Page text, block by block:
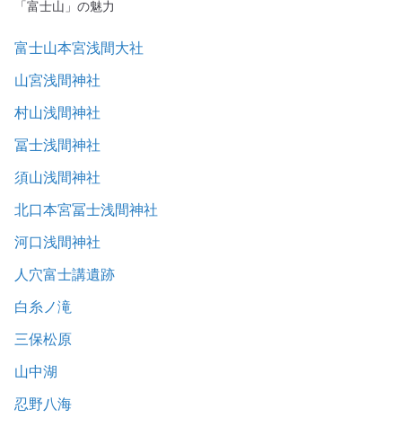
「富士山」の魅力
富士山本宮浅間大社
山宮浅間神社
村山浅間神社
冨士浅間神社
須山浅間神社
北口本宮冨士浅間神社
河口浅間神社
人穴富士講遺跡
白糸ノ滝
三保松原
山中湖
忍野八海